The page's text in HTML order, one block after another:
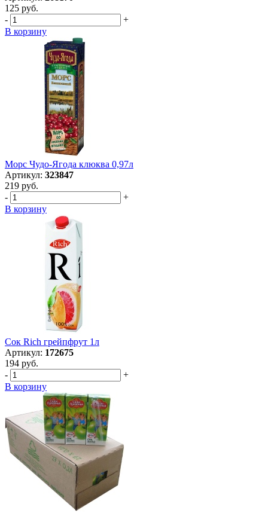
125 руб.
-
+
В корзину
Морс Чудо-Ягода клюква 0,97л
Артикул: 323847
219 руб.
-
+
В корзину
Сок Rich грейпфрут 1л
Артикул: 172675
194 руб.
-
+
В корзину